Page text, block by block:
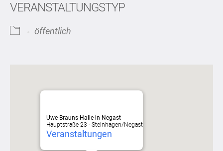
VERANSTALTUNGSTYP
öffentlich
Uwe-Brauns-Halle in Negast
Hauptstraße 23 - Steinhagen/Negast
Veranstaltungen